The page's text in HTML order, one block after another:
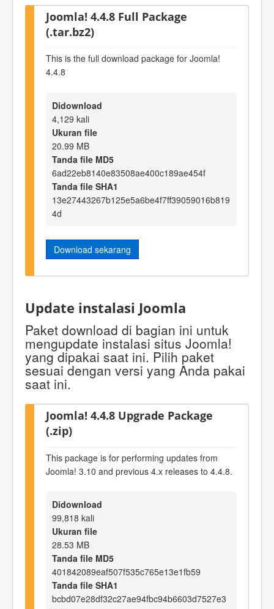
Joomla! 4.4.8 Full Package
(.tar.bz2)
This is the full download package for Joomla!
4.4.8
Didownload
4,129 kali
Ukuran file
20.99 MB
Tanda file MD5
6ad22eb8140e83508ae400c189ae454f
Tanda file SHA1
13e27443267b125e5a6be4f7ff39059016b819
4d
Download sekarang
Update instalasi Joomla
Paket download di bagian ini untuk
mengupdate instalasi situs Joomla!
yang dipakai saat ini. Pilih paket
sesuai dengan versi yang Anda pakai
saat ini.
Joomla! 4.4.8 Upgrade Package
(.zip)
This package is for performing updates from
Joomla! 3.10 and previous 4.x releases to 4.4.8.
Didownload
99,818 kali
Ukuran file
28.53 MB
Tanda file MD5
401842089eaf507f535c765e13e1fb59
Tanda file SHA1
bcbd07e28df32c27ae94fbc94b6603d7527e3